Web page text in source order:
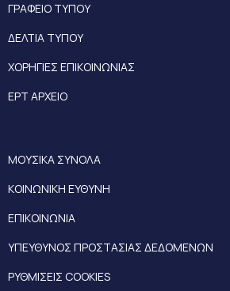
ΓΡΑΦΕΙΟ ΤΥΠΟΥ
ΔΕΛΤΙΑ ΤΥΠΟΥ
ΧΟΡΗΓΙΕΣ ΕΠΙΚΟΙΝΩΝΙΑΣ
ΕΡΤ ΑΡΧΕΙΟ
ΜΟΥΣΙΚΑ ΣΥΝΟΛΑ
ΚΟΙΝΩΝΙΚΗ ΕΥΘΥΝΗ
ΕΠΙΚΟΙΝΩΝΙΑ
ΥΠΕΥΘΥΝΟΣ ΠΡΟΣΤΑΣΙΑΣ ΔΕΔΟΜΕΝΩΝ
ΡΥΘΜΙΣΕΙΣ COOKIES